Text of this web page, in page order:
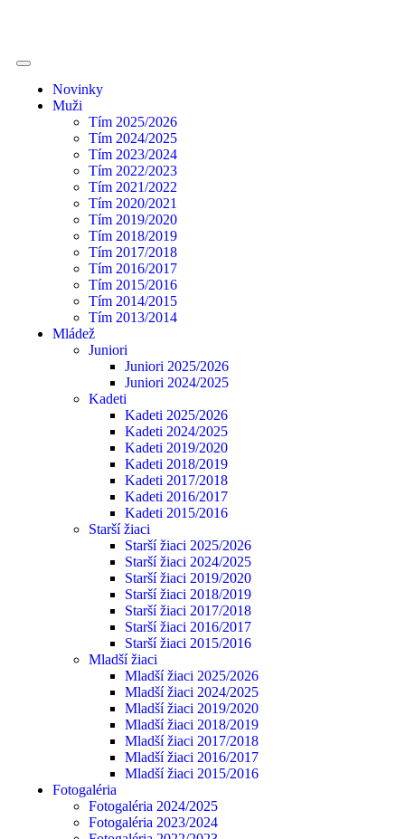
Novinky
Muži
Tím 2025/2026
Tím 2024/2025
Tím 2023/2024
Tím 2022/2023
Tím 2021/2022
Tím 2020/2021
Tím 2019/2020
Tím 2018/2019
Tím 2017/2018
Tím 2016/2017
Tím 2015/2016
Tím 2014/2015
Tím 2013/2014
Mládež
Juniori
Juniori 2025/2026
Juniori 2024/2025
Kadeti
Kadeti 2025/2026
Kadeti 2024/2025
Kadeti 2019/2020
Kadeti 2018/2019
Kadeti 2017/2018
Kadeti 2016/2017
Kadeti 2015/2016
Starší žiaci
Starší žiaci 2025/2026
Starší žiaci 2024/2025
Starší žiaci 2019/2020
Starší žiaci 2018/2019
Starší žiaci 2017/2018
Starší žiaci 2016/2017
Starší žiaci 2015/2016
Mladší žiaci
Mladší žiaci 2025/2026
Mladší žiaci 2024/2025
Mladší žiaci 2019/2020
Mladší žiaci 2018/2019
Mladší žiaci 2017/2018
Mladší žiaci 2016/2017
Mladší žiaci 2015/2016
Fotogaléria
Fotogaléria 2024/2025
Fotogaléria 2023/2024